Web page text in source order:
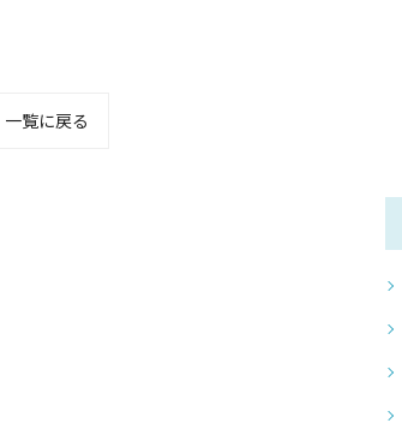
一覧に戻る